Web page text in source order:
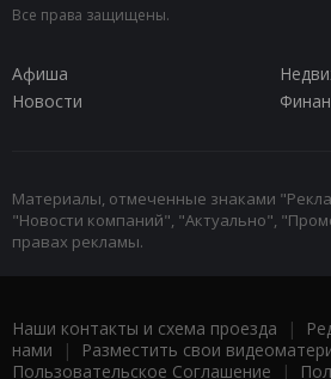
Все права защищены.
Афиша
Новости
Материалы, отмеченные знаками
"Новости компаний", "Актуально",
правах рекламы.
Наши контакты и схема проезда |
нами | Разместить свои
Пользовательское Соглашение |